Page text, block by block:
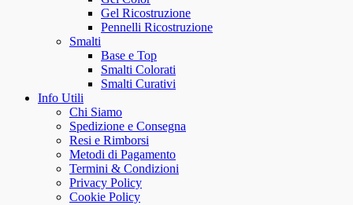
Gel Ricostruzione
Pennelli Ricostruzione
Smalti
Base e Top
Smalti Colorati
Smalti Curativi
Info Utili
Chi Siamo
Spedizione e Consegna
Resi e Rimborsi
Metodi di Pagamento
Termini & Condizioni
Privacy Policy
Cookie Policy